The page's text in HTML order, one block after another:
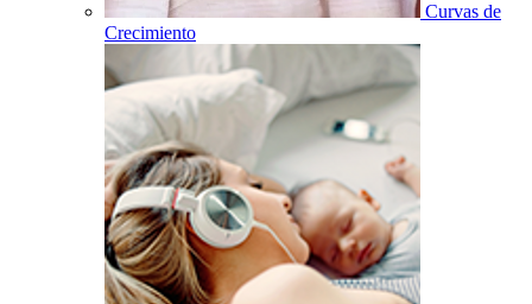
Curvas de
Crecimiento